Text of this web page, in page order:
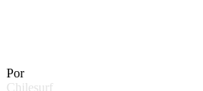
Por
Chilesurf